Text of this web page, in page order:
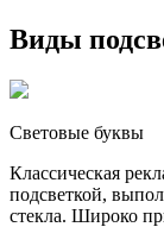
Виды
Световые буквы
Классическая
подсветкой,
стекла. Широко